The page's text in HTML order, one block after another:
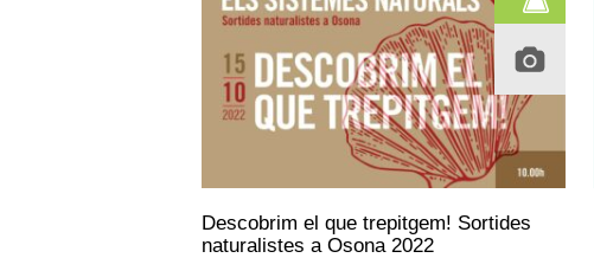
Descobrim el que trepitgem! Sortides
naturalistes a Osona 2022